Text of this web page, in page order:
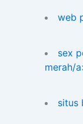
web
sex
merah/
situs